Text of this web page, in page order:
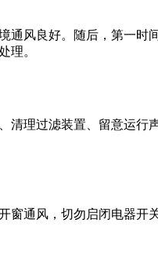
风良好。随后，第一时
理。
理过滤装置、留意运行
通风，切勿启闭电器开